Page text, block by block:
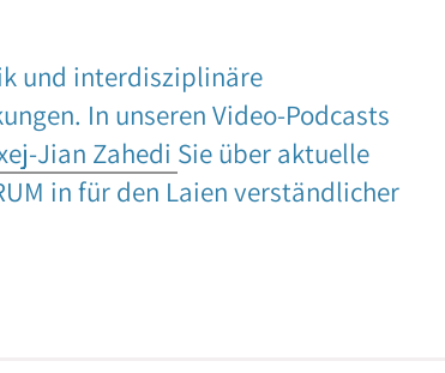
und interdisziplinäre
In unseren Video-Podcasts
Jian Zahedi Sie über aktuelle
in für den Laien verständlicher